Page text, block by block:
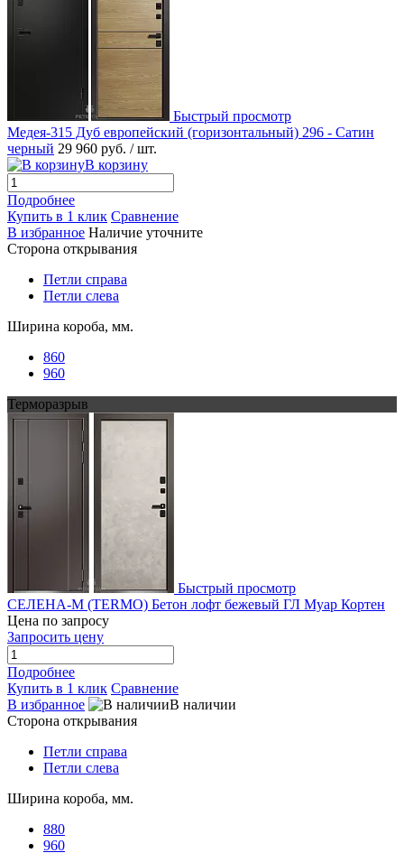
Быстрый просмотр
Медея-315 Дуб европейский (горизонтальный) 296 - Сатин
черный 29 960 руб. / шт.
В корзину
Подробнее
Купить в 1 клик Сравнение
В избранное Наличие уточните
Сторона открывания
Петли справа
Петли слева
Ширина короба, мм.
860
960
Терморазрыв
Быстрый просмотр
СЕЛЕНА-М (TERMO) Бетон лофт бежевый ГЛ Муар Кортен
Цена по запросу
Запросить цену
Подробнее
Купить в 1 клик Сравнение
В избранное
В наличии
Сторона открывания
Петли справа
Петли слева
Ширина короба, мм.
880
960